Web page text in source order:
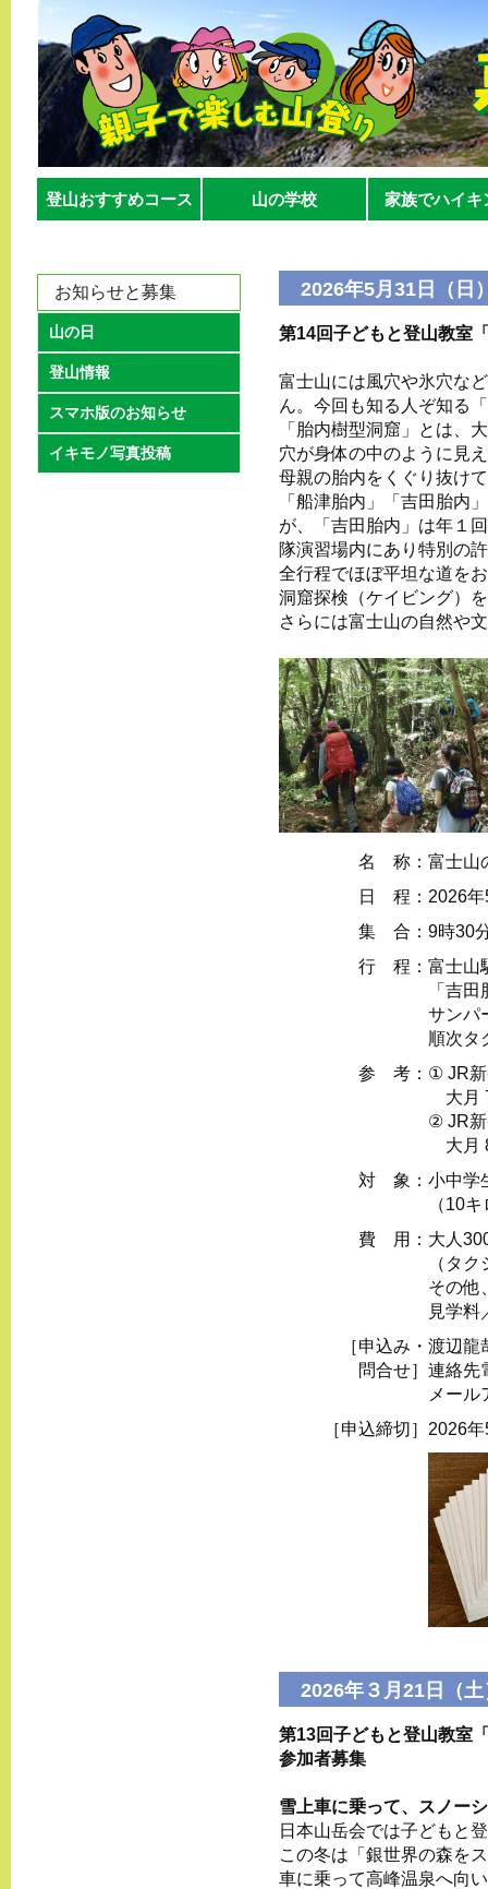
登山おすすめコース 山の学校 家族でハイキ
お知らせと募集
山の日
登山情報
スマホ版のお知らせ
イキモノ写真投稿
2026年5月31日（日
第14回子どもと登山教室
富士山には風穴や氷穴な
ん。今回も知る人ぞ知る
「胎内樹型洞窟」とは、
穴が身体の中のように見
母親の胎内をくぐり抜け
「船津胎内」「吉田胎内
が、「吉田胎内」は年１
隊演習場内にあり特別の
全行程でほぼ平坦な道を
洞窟探検（ケイビング）
さらには富士山の自然や
名 称： 富士山
日 程： 2026
集 合： 9時30
行 程： 富士山
「吉
サンパ
順次タ
参 考： ① JR
大月
② JR
大月
対 象： 小中学
（10
費 用： 大人
（タ
その他
見学
［申込み・
問合せ］
渡辺龍
連絡先
メール
［申込締切］ 2026
2026年３月21日（土
第13回子どもと登山教室
参加者募集
雪上車に乗って、スノー
⽇本⼭岳会では子どもと
この冬は「銀世界の森を
車に乗って高峰温泉へ向